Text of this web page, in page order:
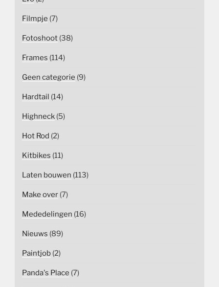
Filmpje (7)
Fotoshoot (38)
Frames (114)
Geen categorie (9)
Hardtail (14)
Highneck (5)
Hot Rod (2)
Kitbikes (11)
Laten bouwen (113)
Make over (7)
Mededelingen (16)
Nieuws (89)
Paintjob (2)
Panda's Place (7)